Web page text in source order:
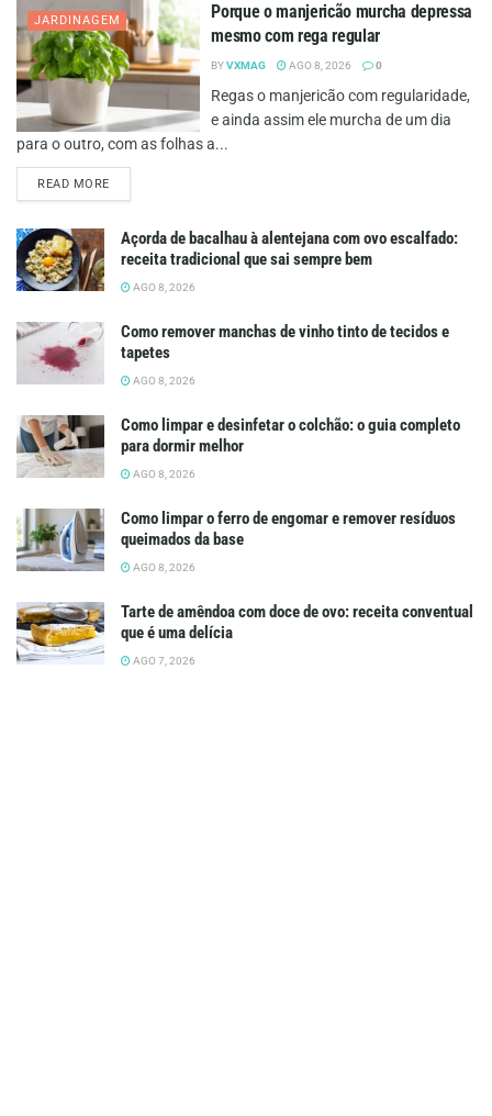
JARDINAGEM
Porque o manjericão murcha depressa
mesmo com rega regular
BYVXMAG AGO 8, 2026 0
Regas o manjericão com regularidade,
e ainda assim ele murcha de um dia
para o outro, com as folhas a...
READ MOREDETAILS
Açorda de bacalhau à alentejana com ovo escalfado:
receita tradicional que sai sempre bem
AGO 8, 2026
Como remover manchas de vinho tinto de tecidos e
tapetes
AGO 8, 2026
Como limpar e desinfetar o colchão: o guia completo
para dormir melhor
AGO 8, 2026
Como limpar o ferro de engomar e remover resíduos
queimados da base
AGO 8, 2026
Tarte de amêndoa com doce de ovo: receita conventual
que é uma delícia
AGO 7, 2026